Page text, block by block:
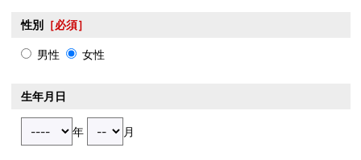
性別 ［必須］
男性 女性
生年月日
年 月